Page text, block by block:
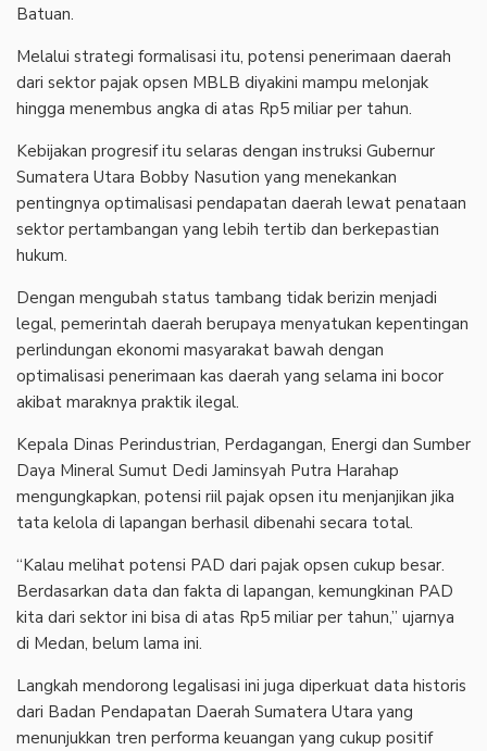
Batuan.
Melalui strategi formalisasi itu, potensi penerimaan daerah
dari sektor pajak opsen MBLB diyakini mampu melonjak
hingga menembus angka di atas Rp5 miliar per tahun.
Kebijakan progresif itu selaras dengan instruksi Gubernur
Sumatera Utara Bobby Nasution yang menekankan
pentingnya optimalisasi pendapatan daerah lewat penataan
sektor pertambangan yang lebih tertib dan berkepastian
hukum.
Dengan mengubah status tambang tidak berizin menjadi
legal, pemerintah daerah berupaya menyatukan kepentingan
perlindungan ekonomi masyarakat bawah dengan
optimalisasi penerimaan kas daerah yang selama ini bocor
akibat maraknya praktik ilegal.
Kepala Dinas Perindustrian, Perdagangan, Energi dan Sumber
Daya Mineral Sumut Dedi Jaminsyah Putra Harahap
mengungkapkan, potensi riil pajak opsen itu menjanjikan jika
tata kelola di lapangan berhasil dibenahi secara total.
“Kalau melihat potensi PAD dari pajak opsen cukup besar.
Berdasarkan data dan fakta di lapangan, kemungkinan PAD
kita dari sektor ini bisa di atas Rp5 miliar per tahun,” ujarnya
di Medan, belum lama ini.
Langkah mendorong legalisasi ini juga diperkuat data historis
dari Badan Pendapatan Daerah Sumatera Utara yang
menunjukkan tren performa keuangan yang cukup positif